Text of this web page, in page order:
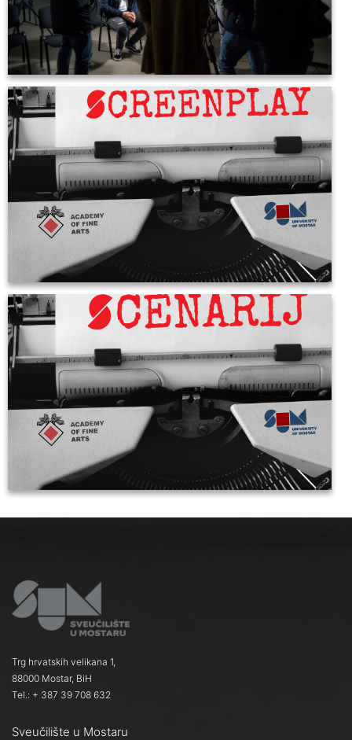
Trg hrvatskih velikana 1,
88000 Mostar, BiH
Tel.: + 387 39 708 632
Sveučilište u Mostaru